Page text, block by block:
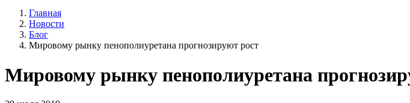
Главная
Новости
Блог
Мировому рынку пенополиуретана прогнозируют рост
Мировому рынку пенополиуретана